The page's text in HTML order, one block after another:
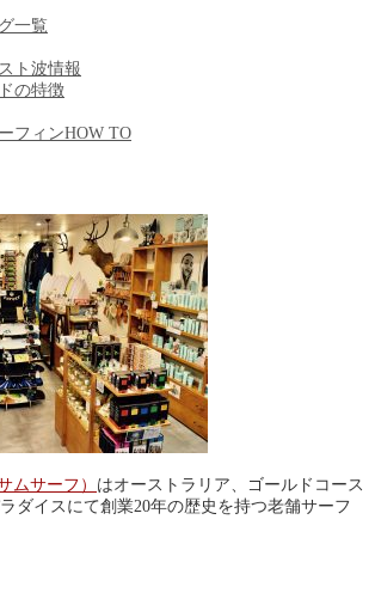
一覧
ト波情報
の特徴
フィンHOW TO
ムサーフ） はオーストラリア、ゴールドコース
ダイスにて創業20年の歴史を持つ老舗サーフ